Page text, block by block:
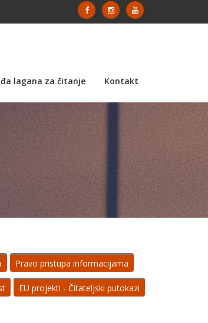
lagana za čitanje Kontakt
Pravo pristupa informacijama
EU projekti - Čitateljski putokazi